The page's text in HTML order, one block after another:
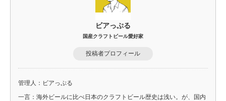
ビアっぷる
国産クラフトビール愛好家
投稿者プロフィール
管理人：ビアっぷる
一言：海外ビールに比べ日本のクラフトビール歴史は浅い。が、国内